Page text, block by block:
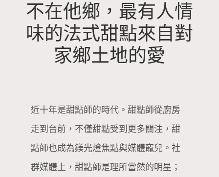
不在他鄉，最有人情
味的法式甜點來自對
家鄉土地的愛
近十年是甜點師的時代。甜點師從廚房
走到台前，不僅甜點受到更多關注，甜
點師也成為鎂光燈焦點與媒體寵兒。社
群媒體上，甜點師是理所當然的明星；